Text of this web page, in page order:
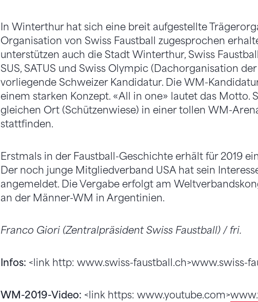
In Winterthur hat sich eine breit aufgestellte
Organisation von Swiss Faustball zugesprochen
unterstützen auch die Stadt Winterthur, Swiss
SUS, SATUS und Swiss Olympic (Dachorganisation
vorliegende Schweizer Kandidatur. Die WM-
einem starken Konzept. «All in one» lautet das Motto.
gleichen Ort (Schützenwiese) in einer tollen WM-
stattfinden.
Erstmals in der Faustball-Geschichte erhält für 2019
Der noch junge Mitgliedverband USA hat sein
angemeldet. Die Vergabe erfolgt am
an der Männer-WM in Argentinien.
Franco Giori (Zentralpräsident Swiss Faustball) / fri.
Infos: <link http: www.swiss-faustball.ch>www.swiss-
WM-2019-Video: <link https: www.youtube.com>